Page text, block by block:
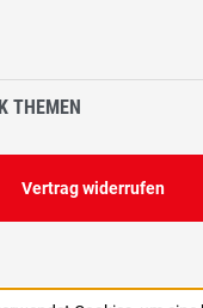
THEMEN
Vertrag widerrufen